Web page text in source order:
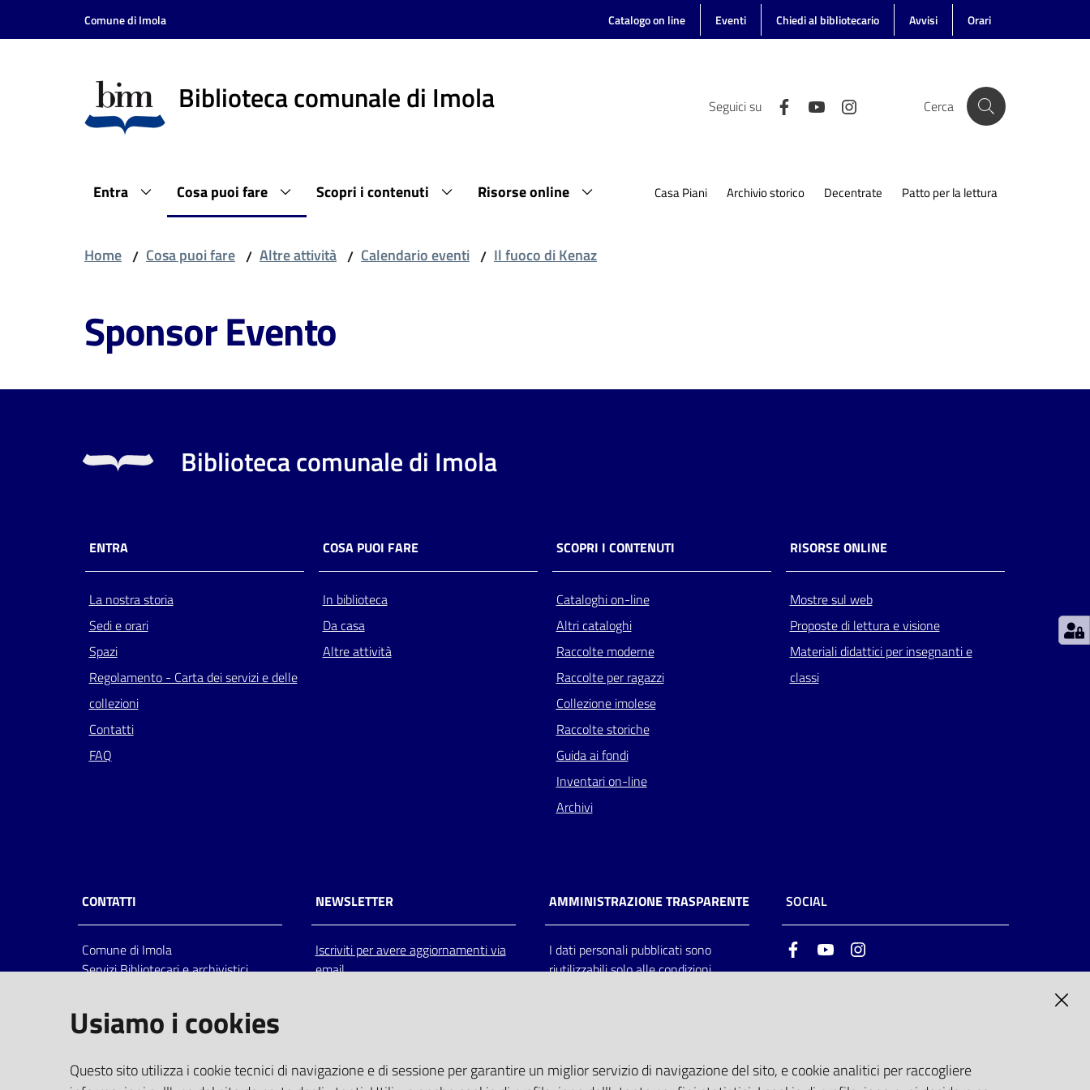
Vai al contenuto
Vai alla navigazione
Comune di Imola Catalogo on line Eventi Chiedi al bibliotecario Avvisi Orari
Biblioteca comunale di Imola Seguici su Cerca
Entra Cosa puoi fare Scopri i contenuti Risorse online Casa Piani Archivio storico Decentrate Patto per la lettura
Home / Cosa puoi fare / Altre attività / Calendario eventi / Il fuoco di Kenaz
Sponsor Evento
Biblioteca comunale di Imola
ENTRA
La nostra storia
Sedi e orari
Spazi
Regolamento - Carta dei servizi e delle
collezioni
Contatti
FAQ
COSA PUOI FARE
In biblioteca
Da casa
Altre attività
SCOPRI I CONTENUTI
Cataloghi on-line
Altri cataloghi
Raccolte moderne
Raccolte per ragazzi
Collezione imolese
Raccolte storiche
Guida ai fondi
Inventari on-line
Archivi
RISORSE ONLINE
Mostre sul web
Proposte di lettura e visione
Materiali didattici per insegnanti e
classi
CONTATTI
Comune di Imola
Servizi Bibliotecari e archivistici
Italia
centralino: tel 0542.6026.36 fax
bim@comune.imola.bo.it
PEC
NEWSLETTER
Iscriviti per avere aggiornamenti via
email
AMMINISTRAZIONE TRASPARENTE
I dati personali pubblicati sono
riutilizzabili solo alle condizioni
SOCIAL
FacebookYoutube
Usiamo i cookies
Questo sito utilizza i cookie tecnici di navigazione e di sessione per garantire un miglior servizio di navigazione del sito, e cookie analitici per raccogliere